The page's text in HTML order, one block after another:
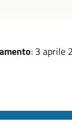
: 3 aprile